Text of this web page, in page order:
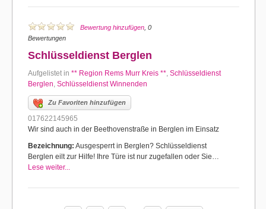
Bewertung hinzufügen , 0
Bewertungen
Schlüsseldienst Berglen
Aufgelistet in ** Region Rems Murr Kreis **, Schlüsseldienst
Berglen, Schlüsseldienst Winnenden
Zu Favoriten hinzufügen
017622145965
Wir sind auch in der Beethovenstraße in Berglen im Einsatz
Bezeichnung: Ausgesperrt in Berglen? Schlüsseldienst
Berglen eilt zur Hilfe! Ihre Türe ist nur zugefallen oder Sie…
Lese weiter...